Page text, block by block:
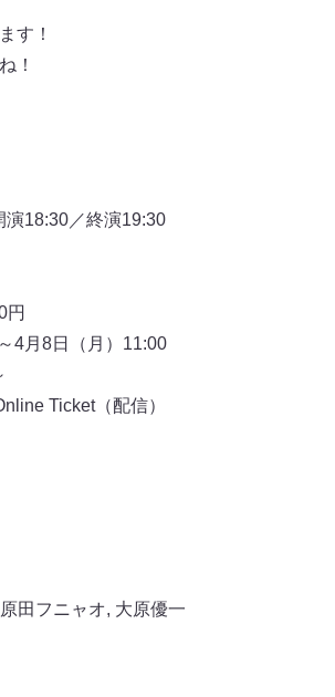
す！
！
演18:30／終演19:30
円
4月8日（月）11:00
Ticket（配信）
原田フニャオ, 大原優一